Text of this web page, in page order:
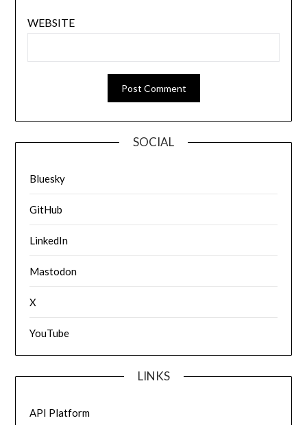
WEBSITE
SOCIAL
Bluesky
GitHub
LinkedIn
Mastodon
X
YouTube
LINKS
API Platform